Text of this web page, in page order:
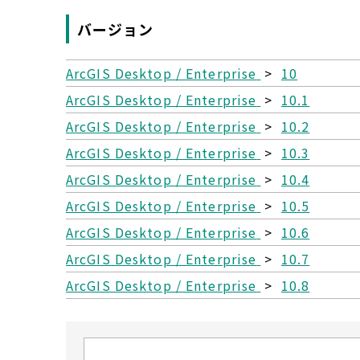
バージョン
ArcGIS Desktop / Enterprise > 10
ArcGIS Desktop / Enterprise > 10.1
ArcGIS Desktop / Enterprise > 10.2
ArcGIS Desktop / Enterprise > 10.3
ArcGIS Desktop / Enterprise > 10.4
ArcGIS Desktop / Enterprise > 10.5
ArcGIS Desktop / Enterprise > 10.6
ArcGIS Desktop / Enterprise > 10.7
ArcGIS Desktop / Enterprise > 10.8